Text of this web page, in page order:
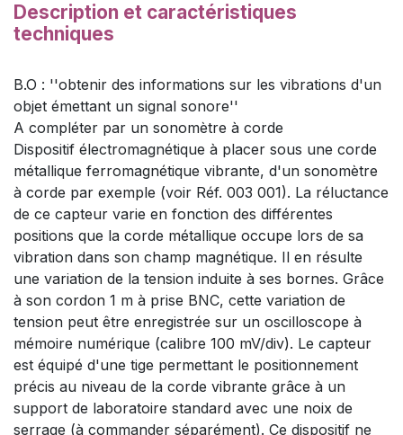
Description et caractéristiques
techniques
B.O : ''obtenir des informations sur les vibrations d'un
objet émettant un signal sonore''
A compléter par un sonomètre à corde
Dispositif électromagnétique à placer sous une corde
métallique ferromagnétique vibrante, d'un sonomètre
à corde par exemple (voir Réf. 003 001). La réluctance
de ce capteur varie en fonction des différentes
positions que la corde métallique occupe lors de sa
vibration dans son champ magnétique. Il en résulte
une variation de la tension induite à ses bornes. Grâce
à son cordon 1 m à prise BNC, cette variation de
tension peut être enregistrée sur un oscilloscope à
mémoire numérique (calibre 100 mV/div). Le capteur
est équipé d'une tige permettant le positionnement
précis au niveau de la corde vibrante grâce à un
support de laboratoire standard avec une noix de
serrage (à commander séparément). Ce dispositif ne